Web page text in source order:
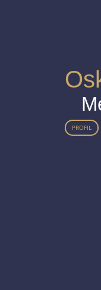
PROFIL